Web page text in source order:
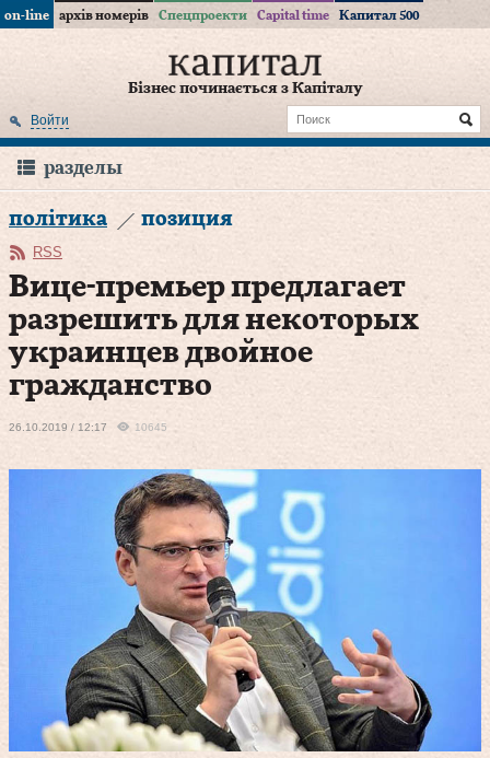
on-line архів номерів Спецпроекти Capital time Капитал 500
Бізнес починається з Капіталу
Войти
разделы
політика позиция
RSS
Вице-премьер предлагает
разрешить для некоторых
украинцев двойное
гражданство
26.10.2019 / 12:17 10645